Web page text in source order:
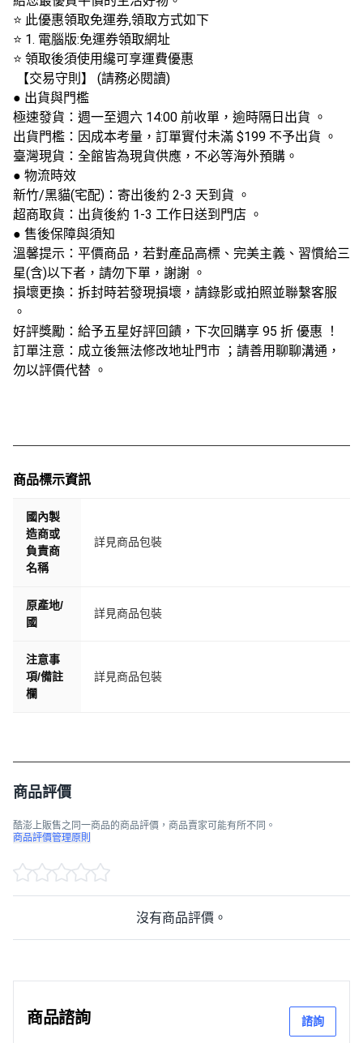
⭐ 此優惠領取免運券,領取方式如下
⭐ 1. 電腦版:免運券領取網址
⭐ 領取後須使用纔可享運費優惠
️ 【交易守則】 (請務必閱讀)
● 出貨與門檻
極速發貨：週一至週六 14:00 前收單，逾時隔日出貨 。
出貨門檻：因成本考量，訂單實付未滿 $199 不予出貨 。
臺灣現貨：全館皆為現貨供應，不必等海外預購。
● 物流時效
新竹/黑貓(宅配)：寄出後約 2-3 天到貨 。
超商取貨：出貨後約 1-3 工作日送到門店 。
● 售後保障與須知
溫馨提示：平價商品，若對產品高標、完美主義、習慣給三
星(含)以下者，請勿下單，謝謝 。
損壞更換：拆封時若發現損壞，請錄影或拍照並聯繫客服
。
好評獎勵：給予五星好評回饋，下次回購享 95 折 優惠 ！
訂單注意：成立後無法修改地址門市 ；請善用聊聊溝通，
勿以評價代替 。
商品標示資訊
國內製
造商或
負責商
名稱
詳見商品包裝
原產地/
國
詳見商品包裝
注意事
項/備註
欄
詳見商品包裝
商品評價
酷澎上販售之同一商品的商品評價，商品賣家可能有所不同。
商品評價管理原則
沒有商品評價。
商品諮詢 諮詢